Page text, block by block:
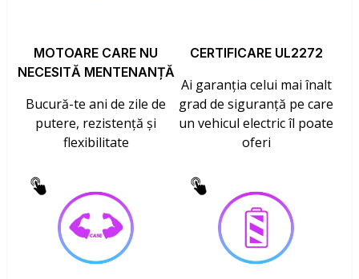
MOTOARE CARE NU
NECESITĂ MENTENANȚĂ
Bucură-te ani de zile de
putere, rezistență și
flexibilitate
CERTIFICARE UL2272
Ai garanția celui mai înalt
grad de siguranță pe care
un vehicul electric îl poate
oferi